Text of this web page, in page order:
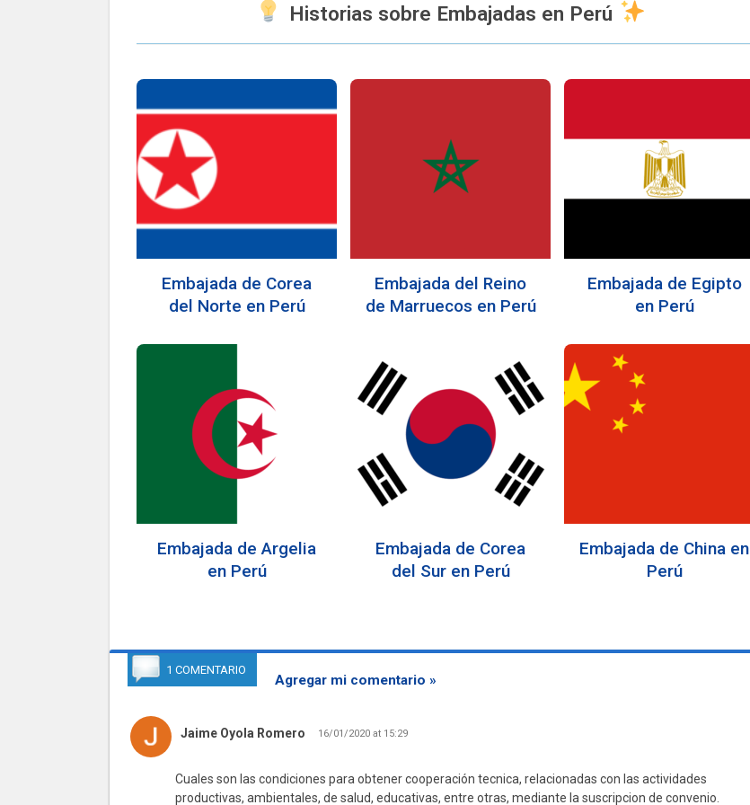
Historias sobre Embajadas en Perú
Embajada de Corea
del Norte en Perú
Embajada del Reino
de Marruecos en Perú
Embajada de Egipto
en Perú
Embajada de Argelia
en Perú
Embajada de Corea
del Sur en Perú
Embajada de China en
Perú
1 COMENTARIO
Agregar mi comentario »
Jaime Oyola Romero 16/01/2020 at 15:29
Cuales son las condiciones para obtener cooperación tecnica, relacionadas con las actividades
productivas, ambientales, de salud, educativas, entre otras, mediante la suscripcion de convenio.